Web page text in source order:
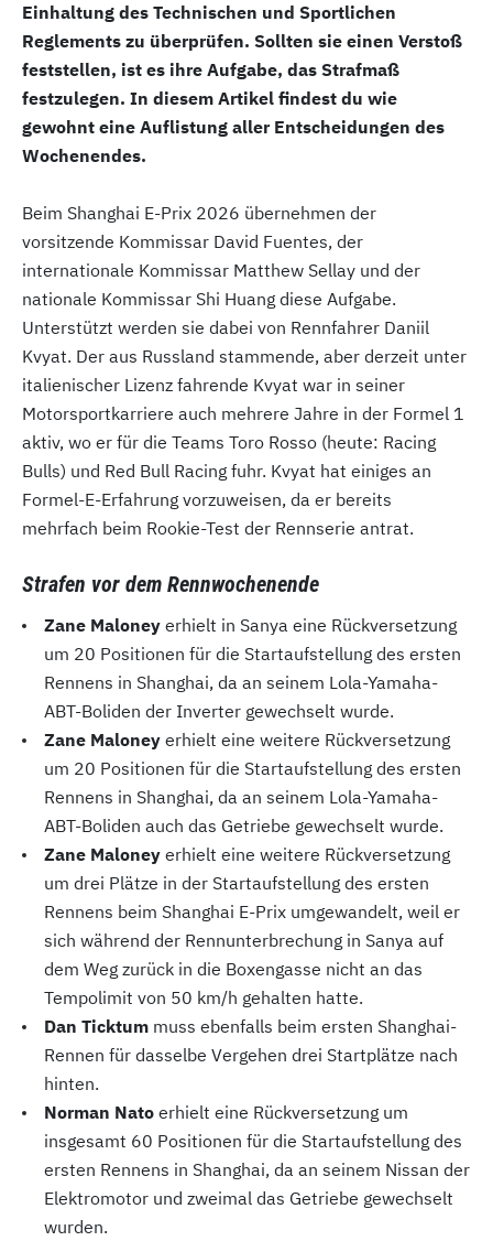
Einhaltung des Technischen und Sportlichen
Reglements zu überprüfen. Sollten sie einen Verstoß
feststellen, ist es ihre Aufgabe, das Strafmaß
festzulegen. In diesem Artikel findest du wie
gewohnt eine Auflistung aller Entscheidungen des
Wochenendes.
Beim Shanghai E-Prix 2026 übernehmen der
vorsitzende Kommissar David Fuentes, der
internationale Kommissar Matthew Sellay und der
nationale Kommissar Shi Huang diese Aufgabe.
Unterstützt werden sie dabei von Rennfahrer Daniil
Kvyat. Der aus Russland stammende, aber derzeit unter
italienischer Lizenz fahrende Kvyat war in seiner
Motorsportkarriere auch mehrere Jahre in der Formel 1
aktiv, wo er für die Teams Toro Rosso (heute: Racing
Bulls) und Red Bull Racing fuhr. Kvyat hat einiges an
Formel-E-Erfahrung vorzuweisen, da er bereits
mehrfach beim Rookie-Test der Rennserie antrat.
Strafen vor dem Rennwochenende
Zane Maloney erhielt in Sanya eine Rückversetzung
um 20 Positionen für die Startaufstellung des ersten
Rennens in Shanghai, da an seinem Lola-Yamaha-
ABT-Boliden der Inverter gewechselt wurde.
Zane Maloney erhielt eine weitere Rückversetzung
um 20 Positionen für die Startaufstellung des ersten
Rennens in Shanghai, da an seinem Lola-Yamaha-
ABT-Boliden auch das Getriebe gewechselt wurde.
Zane Maloney erhielt eine weitere Rückversetzung
um drei Plätze in der Startaufstellung des ersten
Rennens beim Shanghai E-Prix umgewandelt, weil er
sich während der Rennunterbrechung in Sanya auf
dem Weg zurück in die Boxengasse nicht an das
Tempolimit von 50 km/h gehalten hatte.
Dan Ticktum muss ebenfalls beim ersten Shanghai-
Rennen für dasselbe Vergehen drei Startplätze nach
hinten.
Norman Nato erhielt eine Rückversetzung um
insgesamt 60 Positionen für die Startaufstellung des
ersten Rennens in Shanghai, da an seinem Nissan der
Elektromotor und zweimal das Getriebe gewechselt
wurden.